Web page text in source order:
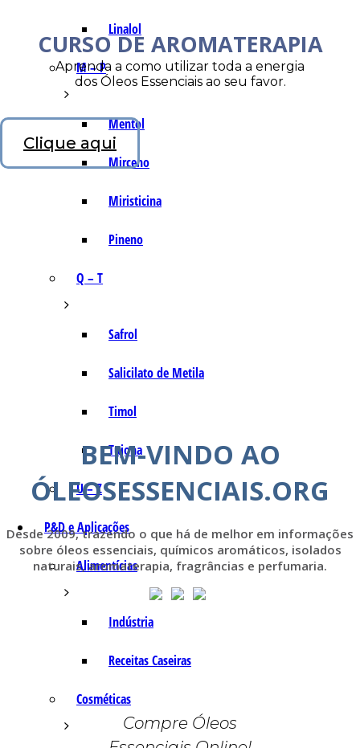
Linalol
M – P
Mentol
Mirceno
Miristicina
Pineno
Q – T
Safrol
Salicilato de Metila
Timol
Tujona
U – Z
P&D e Aplicações
Alimentícias
Indústria
Receitas Caseiras
Cosméticas
CURSO DE AROMATERAPIA
Aprenda a como utilizar toda a energia
dos Óleos Essenciais ao seu favor.
Clique aqui
BEM-VINDO AO
ÓLEOSESSENCIAIS.ORG
Desde 2009, trazendo o que há de melhor em informações
sobre óleos essenciais, químicos aromáticos, isolados
naturais, aromaterapia, fragrâncias e perfumaria.
Compre Óleos